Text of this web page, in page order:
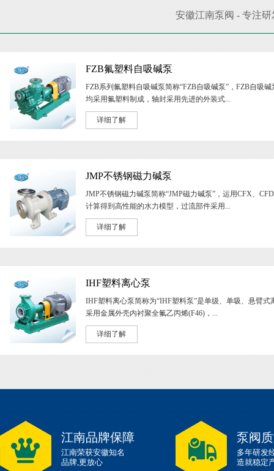
安徽江南泵阀 - 专注
FZB氟塑料自吸碱泵
FZB系列氟塑料自吸碱泵简称“FZB自吸碱泵”，FZB自吸
均采用氟塑料制成，轴封采用先进的外装式...
详细了解
JMP不锈钢磁力碱泵
JMP不锈钢磁力碱泵简称“JMP磁力碱泵”，运用CFX、
计算得到高性能的水力模型，过流部件采用...
详细了解
IHF塑料离心泵
IHF塑料离心泵简称为“IHF塑料泵”是单级、单吸、悬臂式
采用金属外壳内衬聚全氟乙丙烯(F46)，...
详细了解
江南品牌保障
江南荣获安徽知名
品牌,更放心
泵阀
多年研发
造就稳定